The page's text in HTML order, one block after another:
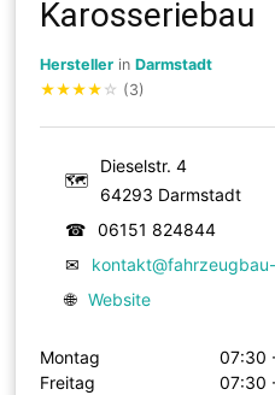
Karosseriebau
Hersteller inDarmstadt
★★★★ ☆ (3)
🗺
Dieselstr. 4
64293 Darmstadt
☎
06151 824844
✉
🌐 Website
Montag
07:30
Freitag
07:30